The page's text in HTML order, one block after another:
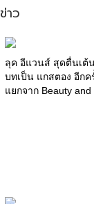
ข่าว
ลุค อีแวนส์ สุดตื่นเต้
บทเป็น แกสตอง อีก
แยกจาก Beauty and